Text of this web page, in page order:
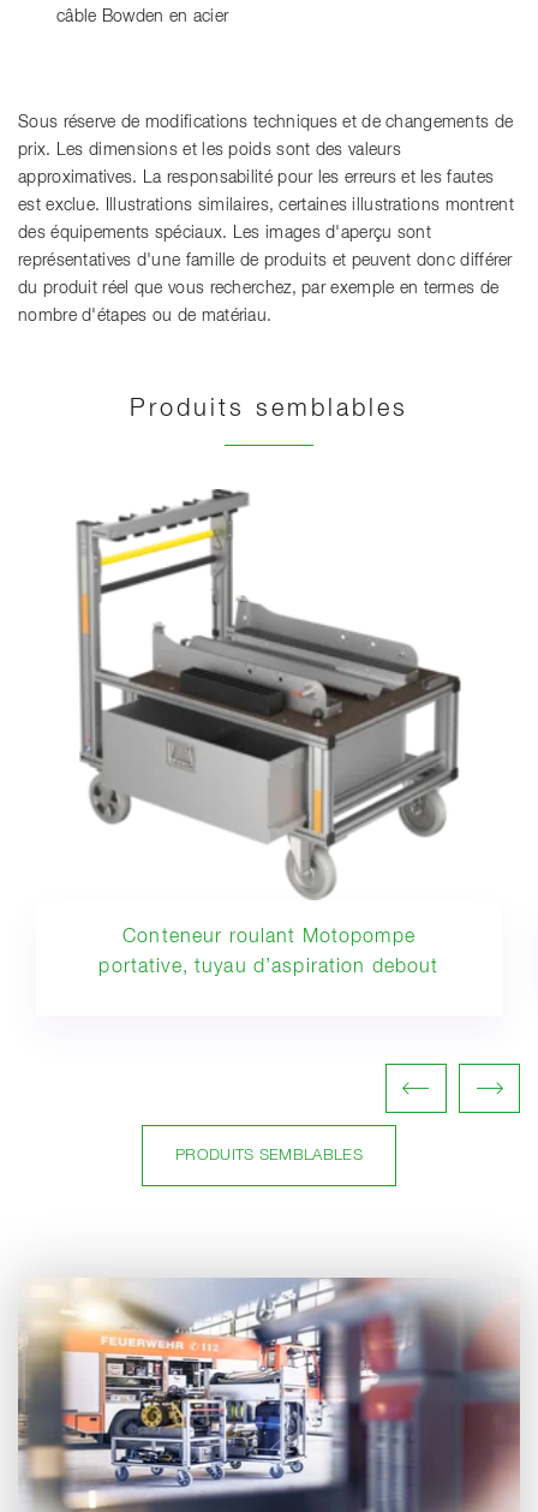
câble Bowden en acier
Sous réserve de modifications techniques et de changements de
prix. Les dimensions et les poids sont des valeurs
approximatives. La responsabilité pour les erreurs et les fautes
est exclue. Illustrations similaires, certaines illustrations montrent
des équipements spéciaux. Les images d'aperçu sont
représentatives d'une famille de produits et peuvent donc différer
du produit réel que vous recherchez, par exemple en termes de
nombre d'étapes ou de matériau.
Produits semblables
Conteneur roulant Motopompe
portative, tuyau d’aspiration debout
PRODUITS SEMBLABLES